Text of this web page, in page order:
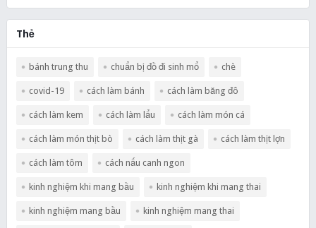
Thẻ
bánh trung thu chuẩn bị đồ đi sinh mổ chè
covid-19 cách làm bánh cách làm băng đô
cách làm kem cách làm lẩu cách làm món cá
cách làm món thịt bò cách làm thịt gà cách làm thịt lợn
cách làm tôm cách nấu canh ngon
kinh nghiệm khi mang bầu kinh nghiệm khi mang thai
kinh nghiệm mang bầu kinh nghiệm mang thai